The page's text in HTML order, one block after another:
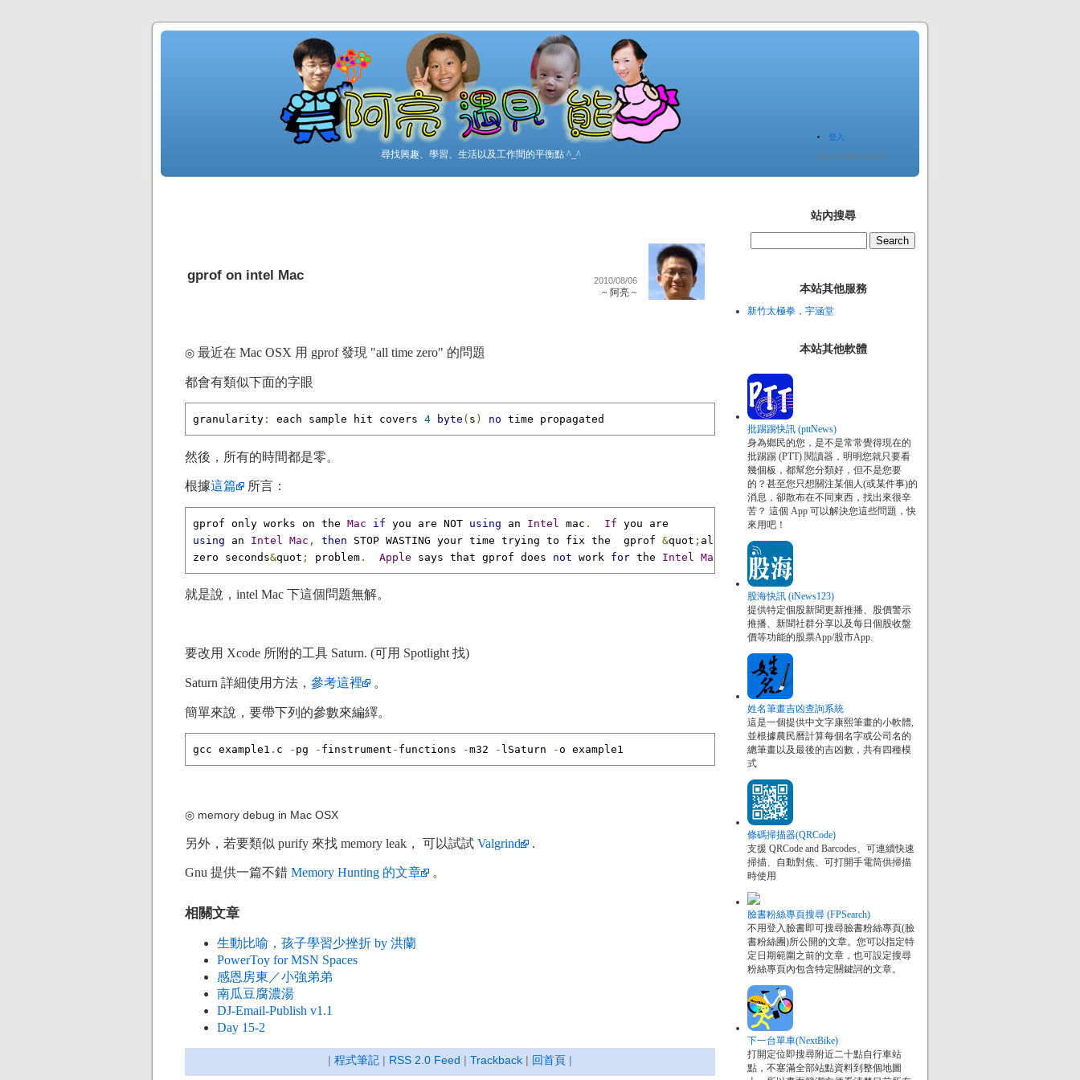
尋找興趣、學習、生活以及工作間的平衡點 ^_^
登入
Since 2005.12.20
gprof on intel Mac 2010/08/06
~ 阿亮 ~
◎ 最近在 Mac OSX 用 gprof 發現 "all time zero" 的問題
都會有類似下面的字眼
granularity: each sample hit covers 4 byte ( s ) no time propagated
然後，所有的時間都是零。
根據這篇 所言：
gprof only works on the Mac if you are NOT using an Intel mac . If
using an Intel Mac , then STOP WASTING your time trying to fix the  gprof &quot ; all
zero seconds&quot ; problem. Apple says that gprof does not work for the Intel Mac
就是說，intel Mac 下這個問題無解。
要改用 Xcode 所附的工具 Saturn. (可用 Spotlight 找)
Saturn 詳細使用方法， 參考這裡 。
簡單來說，要帶下列的參數來編繹。
gcc example1 . c - pg - finstrument - functions -m32 - lSaturn -o example1
◎ memory debug in Mac OSX
另外，若要類似 purify 來找 memory leak， 可以試試 Valgrind .
Gnu 提供一篇不錯 Memory Hunting 的文章 。
相關文章
生動比喻，孩子學習少挫折 by 洪蘭
PowerToy for MSN Spaces
感恩房東／小強弟弟
南瓜豆腐濃湯
DJ-Email-Publish v1.1
Day 15-2
| 程式筆記 | RSS 2.0 Feed | Trackback | 回首頁 |
站內搜尋
本站其他服務
新竹太極拳，宇涵堂
本站其他軟體
批踢踢快訊 (pttNews)
身為鄉民的您，是不是常常覺得現在的
批踢踢 (PTT) 閱讀器，明明您就只要看
幾個板，都幫您分類好，但不是您要
的？甚至您只想關注某個人(或某件事)的
消息，卻散布在不同東西，找出來很辛
苦？ 這個 App 可以解決您這些問題，快
來用吧！
股海快訊 (iNews123)
提供特定個股新聞更新推播、股價警示
推播、新聞社群分享以及每日個股收盤
價等功能的股票App/股市App.
姓名筆畫吉凶查詢系統
這是一個提供中文字康熙筆畫的小軟體,
並根據農民曆計算每個名字或公司名的
總筆畫以及最後的吉凶數，共有四種模
式
條碼掃描器(QRCode)
支援 QRCode and Barcodes、可連續快速
掃描、自動對焦、可打開手電筒供掃描
時使用
臉書粉絲專頁搜尋 (FPSearch)
不用登入臉書即可搜尋臉書粉絲專頁(臉
書粉絲團)所公開的文章。您可以指定特
定日期範圍之前的文章，也可設定搜尋
粉絲專頁內包含特定關鍵詞的文章。
下一台單車(NextBike)
打開定位即搜尋附近二十點自行車站
點，不塞滿全部站點資料到整個地圖